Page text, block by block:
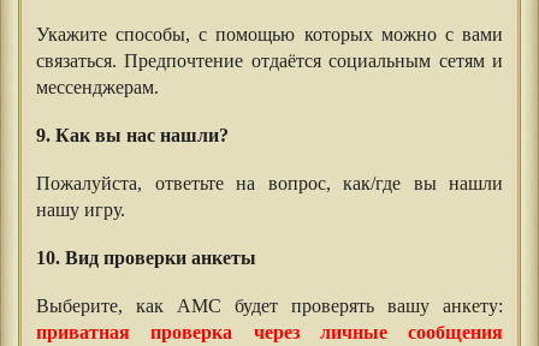
Укажите способы, с помощью которых можно с вами
связаться. Предпочтение отдаётся социальным сетям и
мессенджерам.
9. Как вы нас нашли?
Пожалуйста, ответьте на вопрос, как/где вы нашли
нашу игру.
10. Вид проверки анкеты
Выберите, как АМС будет проверять вашу анкету:
приватная проверка через личные сообщения